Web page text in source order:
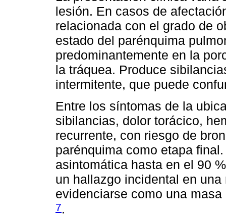
lesión. En casos de
relacionada con el grado de
estado del parénquima
predominantemente en la
la tráquea. Produce
intermitente, que puede
Entre los síntomas de la
sibilancias, dolor torácico,
recurrente, con riesgo de
parénquima como etapa
asintomática hasta en el 90
un hallazgo incidental en
evidenciarse como una
7.